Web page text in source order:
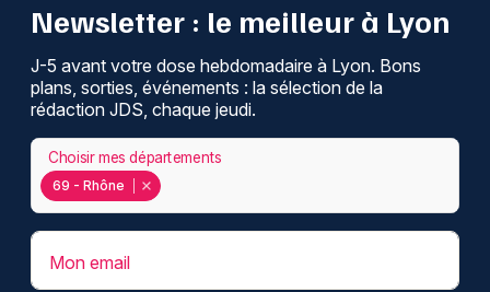
Newsletter : le meilleur à Lyon
J-5 avant votre dose hebdomadaire à Lyon. Bons
plans, sorties, événements : la sélection de la
rédaction JDS, chaque jeudi.
69 - Rhône
Choisir mes départements
Mon email